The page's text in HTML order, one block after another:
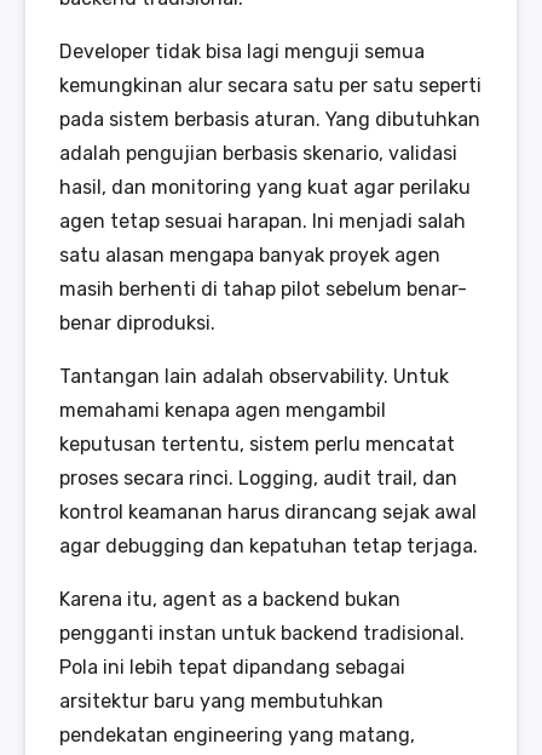
Developer tidak bisa lagi menguji semua
kemungkinan alur secara satu per satu seperti
pada sistem berbasis aturan. Yang dibutuhkan
adalah pengujian berbasis skenario, validasi
hasil, dan monitoring yang kuat agar perilaku
agen tetap sesuai harapan. Ini menjadi salah
satu alasan mengapa banyak proyek agen
masih berhenti di tahap pilot sebelum benar-
benar diproduksi.
Tantangan lain adalah observability. Untuk
memahami kenapa agen mengambil
keputusan tertentu, sistem perlu mencatat
proses secara rinci. Logging, audit trail, dan
kontrol keamanan harus dirancang sejak awal
agar debugging dan kepatuhan tetap terjaga.
Karena itu, agent as a backend bukan
pengganti instan untuk backend tradisional.
Pola ini lebih tepat dipandang sebagai
arsitektur baru yang membutuhkan
pendekatan engineering yang matang,